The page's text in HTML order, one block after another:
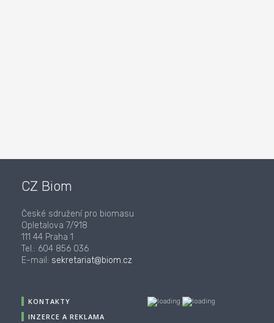
CZ Biom
České sdružení pro biomasu
Opletalova 7/918
111 44 Praha 1
Tel.: 604 856 036
E-mail: sekretariat@biom.cz
KONTAKTY
INZERCE A REKLAMA